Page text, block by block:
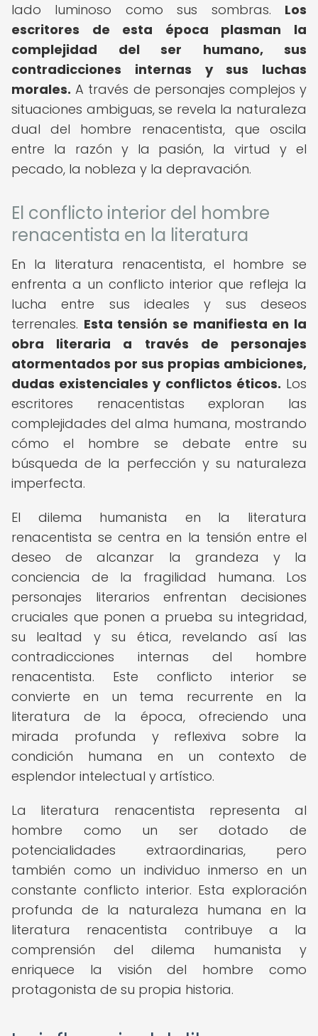
lado luminoso como sus sombras. Los
escritores de esta época plasman la
complejidad del ser humano, sus
contradicciones internas y sus luchas
morales. A través de personajes complejos y
situaciones ambiguas, se revela la naturaleza
dual del hombre renacentista, que oscila
entre la razón y la pasión, la virtud y el
pecado, la nobleza y la depravación.
El conflicto interior del hombre
renacentista en la literatura
En la literatura renacentista, el hombre se
enfrenta a un conflicto interior que refleja la
lucha entre sus ideales y sus deseos
terrenales. Esta tensión se manifiesta en la
obra literaria a través de personajes
atormentados por sus propias ambiciones,
dudas existenciales y conflictos éticos. Los
escritores renacentistas exploran las
complejidades del alma humana, mostrando
cómo el hombre se debate entre su
búsqueda de la perfección y su naturaleza
imperfecta.
El dilema humanista en la literatura
renacentista se centra en la tensión entre el
deseo de alcanzar la grandeza y la
conciencia de la fragilidad humana. Los
personajes literarios enfrentan decisiones
cruciales que ponen a prueba su integridad,
su lealtad y su ética, revelando así las
contradicciones internas del hombre
renacentista. Este conflicto interior se
convierte en un tema recurrente en la
literatura de la época, ofreciendo una
mirada profunda y reflexiva sobre la
condición humana en un contexto de
esplendor intelectual y artístico.
La literatura renacentista representa al
hombre como un ser dotado de
potencialidades extraordinarias, pero
también como un individuo inmerso en un
constante conflicto interior. Esta exploración
profunda de la naturaleza humana en la
literatura renacentista contribuye a la
comprensión del dilema humanista y
enriquece la visión del hombre como
protagonista de su propia historia.